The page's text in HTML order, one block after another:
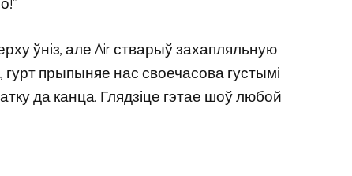
ўніз, але Air стварыў захапляльную
гурт прыпыняе нас своечасова густымі
да канца. Глядзіце гэтае шоў любой